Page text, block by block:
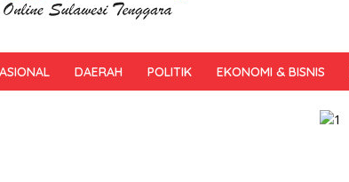
DAERAH POLITIK EKONOMI & BISNIS